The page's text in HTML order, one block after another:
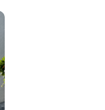
，我相信人脈就是
司帶來更多有趣的